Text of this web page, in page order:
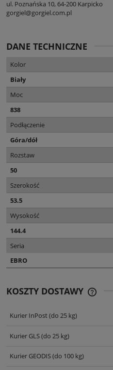
ul. Poznańska 10, 64-200 Karpicko
gorgiel@gorgiel.com.pl
DANE TECHNICZNE
Kolor
Biały
Moc
838
Podłączenie
Góra/dół
Rozstaw
50
Szerokość
53.5
Wysokość
144.4
Seria
EBRO
KOSZTY DOSTAWY
Kurier InPost(do 25 kg)
Kurier GLS(do 25 kg)
Kurier GEODIS(do 100 kg)